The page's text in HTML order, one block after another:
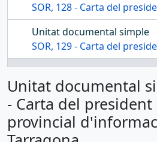
SOR, 128 - Carta del president
Unitat documental simple
SOR, 129 - Carta del president a la
Unitat documental simple
SOR, 130 - Carta del president al delegat
Unitat documental simple
SOR, 131 - Carta del president al secretari de la
Unitat documental
- Carta del
provincial